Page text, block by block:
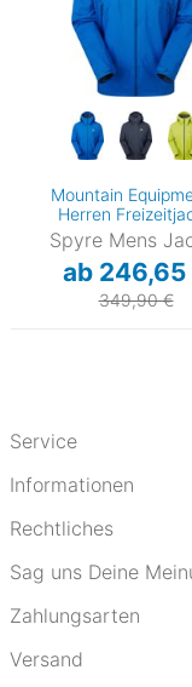
Mountain
Herren
Spyre Mens
ab 246,65
349,90 €
Service
Informationen
Rechtliches
Sag uns Deine
Zahlungsarten
Versand